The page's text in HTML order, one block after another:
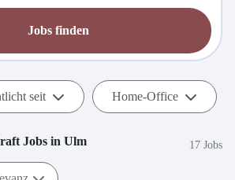
Jobs finden
seit Home-Office
Jobs in Ulm 17 Jobs